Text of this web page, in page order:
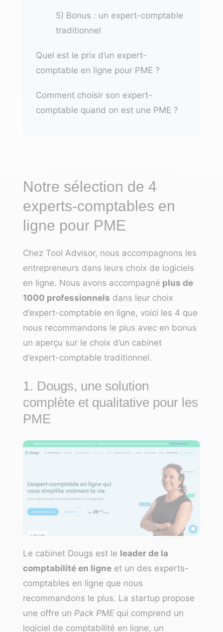
5) Bonus : un expert-comptable
traditionnel
Quel est le prix d’un expert-
comptable en ligne pour PME ?
Comment choisir son expert-
comptable quand on est une PME ?
Notre sélection de 4
experts-comptables en
ligne pour PME
Chez Tool Advisor, nous accompagnons les
entrepreneurs dans leurs choix de logiciels
en ligne. Nous avons accompagné plus de
1000 professionnels dans leur choix
d’expert-comptable en ligne, voici les 4 que
nous recommandons le plus avec en bonus
un aperçu sur le choix d’un cabinet
d’expert-comptable traditionnel.
1. Dougs, une solution
complète et qualitative pour les
PME
Le cabinet Dougs est le leader de la
comptabilité en ligne et un des experts-
comptables en ligne que nous
recommandons le plus. La startup propose
une offre un Pack PME qui comprend un
logiciel de comptabilité en ligne, un